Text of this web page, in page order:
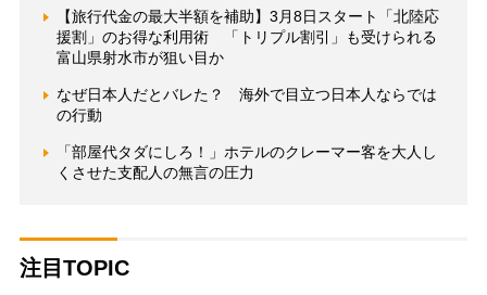
【旅行代金の最大半額を補助】3月8日スタート「北陸応
援割」のお得な利用術 「トリプル割引」も受けられる
富山県射水市が狙い目か
なぜ日本人だとバレた？ 海外で目立つ日本人ならでは
の行動
「部屋代タダにしろ！」ホテルのクレーマー客を大人し
くさせた支配人の無言の圧力
注目TOPIC